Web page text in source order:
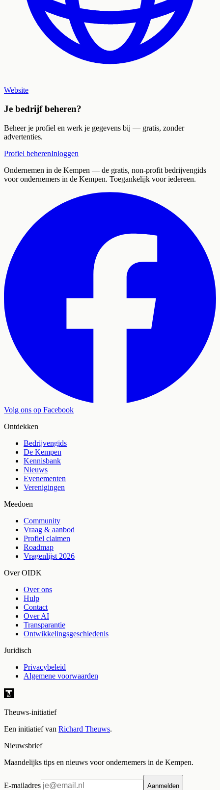
Website
Je bedrijf beheren?
Beheer je profiel en werk je gegevens bij — gratis, zonder
advertenties.
Profiel beherenInloggen
Ondernemen in de Kempen — de gratis, non-profit bedrijvengids
voor ondernemers in de Kempen. Toegankelijk voor iedereen.
Volg ons op Facebook
Ontdekken
Bedrijvengids
De Kempen
Kennisbank
Nieuws
Evenementen
Verenigingen
Meedoen
Community
Vraag & aanbod
Profiel claimen
Roadmap
Vragenlijst 2026
Over OIDK
Over ons
Hulp
Contact
Over AI
Transparantie
Ontwikkelingsgeschiedenis
Juridisch
Privacybeleid
Algemene voorwaarden
Theuws-initiatief
Een initiatief van Richard Theuws.
Nieuwsbrief
Maandelijks tips en nieuws voor ondernemers in de Kempen.
E-mailadres Aanmelden